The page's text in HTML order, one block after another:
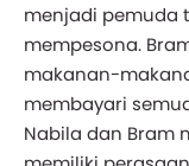
menjadi pemuda
mempesona.
makanan-
membayari
Nabila dan Bram